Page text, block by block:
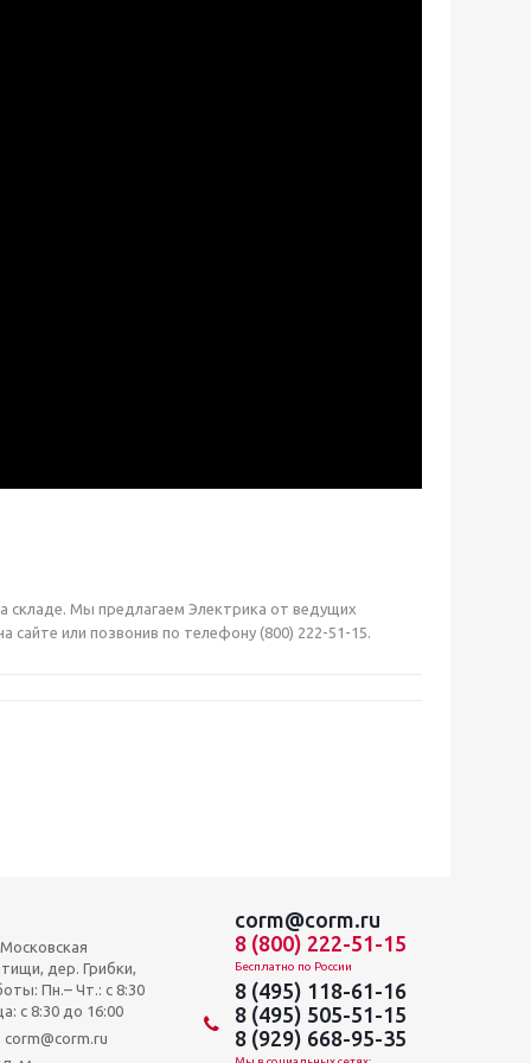
складе. Мы предлагаем Электрика от ведущих
или позвонив по телефону (800) 222-51-15.
дер. Грибки,
Пн.– Чт.: с 8:30
c 8:30 до 16:00
corm@corm.ru
corm@corm.ru
8 (800) 222-51-15
Бесплатно по России
8 (495) 118-61-16
8 (495) 505-51-15
8 (929) 668-95-35